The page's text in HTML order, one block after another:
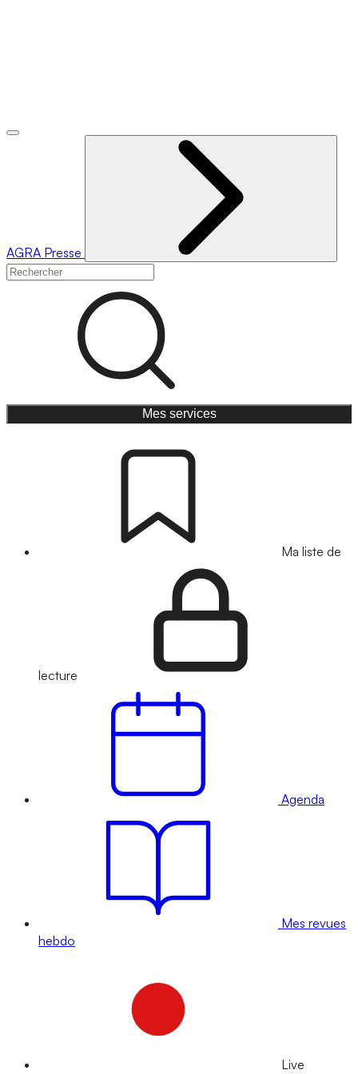
AGRA Presse
Mes services
Ma liste de
lecture
Agenda
Mes revues
hebdo
Live